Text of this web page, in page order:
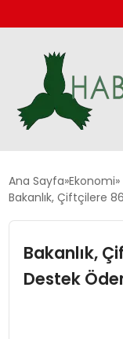
GÜNDEM
DÜNYA
Ana Sayfa Ekonomi
Bakanlık, Çiftçilere
Bakanlık,
Destek